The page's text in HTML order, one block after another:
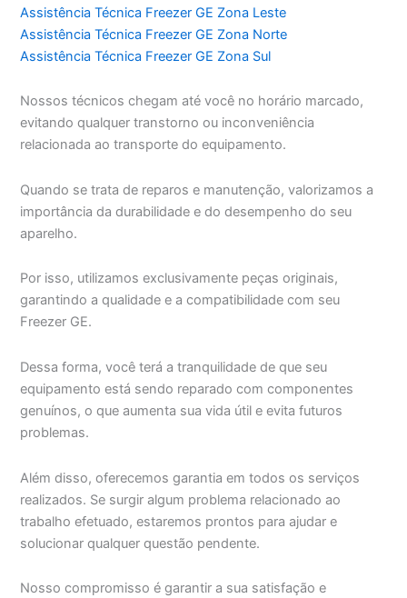
Assistência Técnica Freezer GE Zona Leste
Assistência Técnica Freezer GE Zona Norte
Assistência Técnica Freezer GE Zona Sul
Nossos técnicos chegam até você no horário marcado,
evitando qualquer transtorno ou inconveniência
relacionada ao transporte do equipamento.
Quando se trata de reparos e manutenção, valorizamos a
importância da durabilidade e do desempenho do seu
aparelho.
Por isso, utilizamos exclusivamente peças originais,
garantindo a qualidade e a compatibilidade com seu
Freezer GE.
Dessa forma, você terá a tranquilidade de que seu
equipamento está sendo reparado com componentes
genuínos, o que aumenta sua vida útil e evita futuros
problemas.
Além disso, oferecemos garantia em todos os serviços
realizados. Se surgir algum problema relacionado ao
trabalho efetuado, estaremos prontos para ajudar e
solucionar qualquer questão pendente.
Nosso compromisso é garantir a sua satisfação e